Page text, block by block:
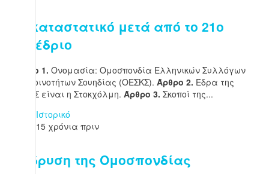
Το καταστατικό μετά από το 21ο
Συνέδριο
Άρθρο 1. Ονομασία: Ομοσπονδία Ελληνικών Συλλόγων
και Κοινοτήτων Σουηδίας (ΟΕΣΚΣ). Άρθρο 2. Έδρα της
ΟΕΣΚΣ είναι η Στοκχόλμη. Άρθρο 3. Σκοποί της...
Ιστορικό
15 χρόνια πριν
Η ίδρυση της Ομοσπονδίας